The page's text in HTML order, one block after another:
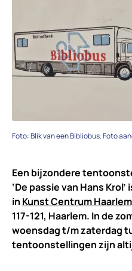
Foto: Blik van een Bibliobus. Foto
Een bijzondere
‘De passie van Hans
in Kunst Centrum
117-121, Haarlem. In de
woensdag t/m zaterdag
tentoonstellingen zijn